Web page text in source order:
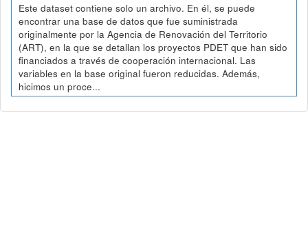
Este dataset contiene solo un archivo. En él, se puede
encontrar una base de datos que fue suministrada
originalmente por la Agencia de Renovación del Territorio
(ART), en la que se detallan los proyectos PDET que han sido
financiados a través de cooperación internacional. Las
variables en la base original fueron reducidas. Además,
hicimos un proce...